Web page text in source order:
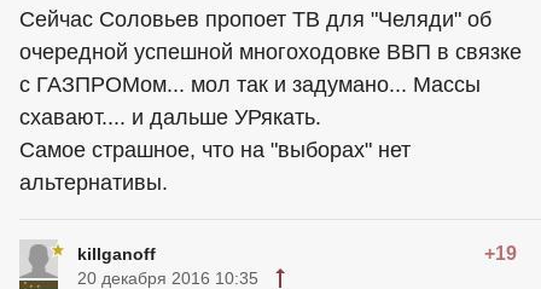
Сейчас Соловьев пропоет ТВ для "Челяди" об
очередной успешной многоходовке ВВП в связке
с ГАЗПРОМом... мол так и задумано... Массы
схавают.... и дальше УРякать.
Самое страшное, что на "выборах" нет
альтернативы.
killganoff +19
20 декабря 2016 10:35